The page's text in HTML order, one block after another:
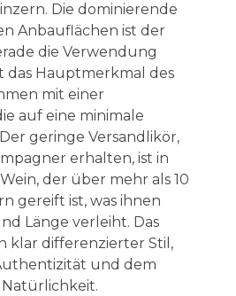
Die dominierende
Anbauflächen ist der
die Verwendung
das Hauptmerkmal des
mit einer
auf eine minimale
geringe Versandlikör,
erhalten, ist in
der über mehr als 10
gereift ist, was ihnen
Länge verleiht. Das
klar differenzierter Stil,
und dem